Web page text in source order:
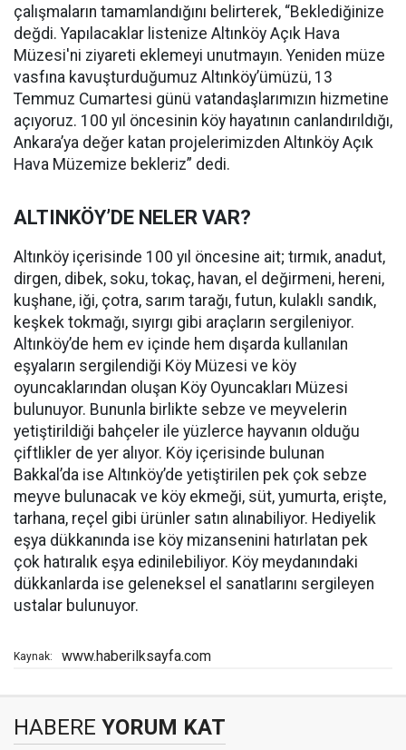
çalışmaların tamamlandığını belirterek, “Beklediğinize
değdi. Yapılacaklar listenize Altınköy Açık Hava
Müzesi'ni ziyareti eklemeyi unutmayın. Yeniden müze
vasfına kavuşturduğumuz Altınköy’ümüzü, 13
Temmuz Cumartesi günü vatandaşlarımızın hizmetine
açıyoruz. 100 yıl öncesinin köy hayatının canlandırıldığı,
Ankara’ya değer katan projelerimizden Altınköy Açık
Hava Müzemize bekleriz” dedi.
ALTINKÖY’DE NELER VAR?
Altınköy içerisinde 100 yıl öncesine ait; tırmık, anadut,
dirgen, dibek, soku, tokaç, havan, el değirmeni, hereni,
kuşhane, iği, çotra, sarım tarağı, futun, kulaklı sandık,
keşkek tokmağı, sıyırgı gibi araçların sergileniyor.
Altınköy’de hem ev içinde hem dışarda kullanılan
eşyaların sergilendiği Köy Müzesi ve köy
oyuncaklarından oluşan Köy Oyuncakları Müzesi
bulunuyor. Bununla birlikte sebze ve meyvelerin
yetiştirildiği bahçeler ile yüzlerce hayvanın olduğu
çiftlikler de yer alıyor. Köy içerisinde bulunan
Bakkal’da ise Altınköy’de yetiştirilen pek çok sebze
meyve bulunacak ve köy ekmeği, süt, yumurta, erişte,
tarhana, reçel gibi ürünler satın alınabiliyor. Hediyelik
eşya dükkanında ise köy mizansenini hatırlatan pek
çok hatıralık eşya edinilebiliyor. Köy meydanındaki
dükkanlarda ise geleneksel el sanatlarını sergileyen
ustalar bulunuyor.
Kaynak: www.haberilksayfa.com
HABERE YORUM KAT